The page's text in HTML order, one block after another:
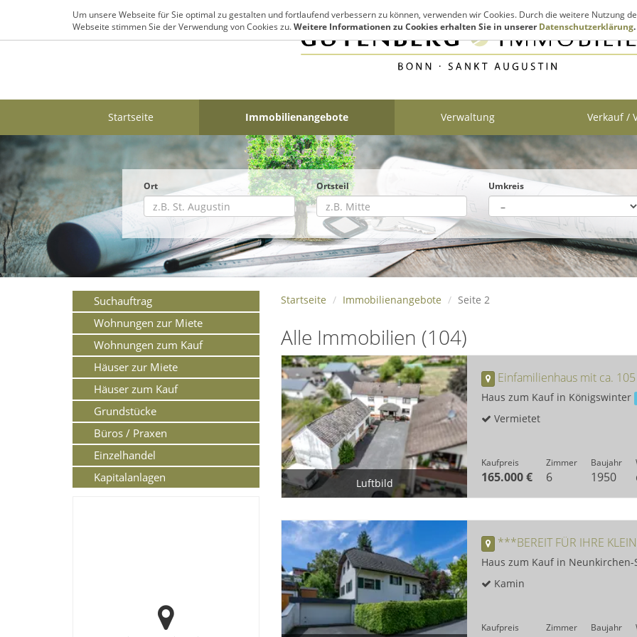
Startseite Immobilienangebote Verwaltung Verkauf /
Ort Ortsteil Umkreis
Suchauftrag
Wohnungen zur Miete
Wohnungen zum Kauf
Häuser zur Miete
Häuser zum Kauf
Grundstücke
Büros / Praxen
Einzelhandel
Kapitalanlagen
Startseite Immobilienangebote Seite 2
Alle Immobilien (104)
Lageplan mikro Luftbild Luftbild
Haus zum Kauf in Königswinter
Vermietet
Kaufpreis
165.000 €
Zimmer
6
Baujahr
1950
***BEREIT FÜR IHRE
Haus zum Kauf in
Kamin
Kaufpreis Zimmer Baujahr
Um unsere Webseite für Sie optimal zu gestalten und fortlaufend verbessern zu können, verwenden wir Cookies. Durch die weitere Nutzung
Webseite stimmen Sie der Verwendung von Cookies zu.Weitere Informationen zu Cookies erhalten Sie in unsererDatenschutzerklärung.